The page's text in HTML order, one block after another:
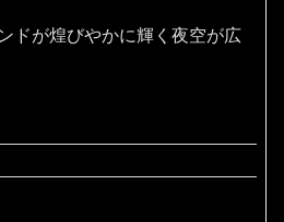
ドが煌びやかに輝く夜空が広